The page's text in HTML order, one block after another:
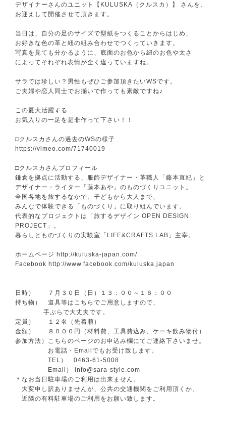
デザイナーさんのユニット【KULUSKA（クルスカ） 】 さんを、
お迎えして開催させて頂きます。
当日は、自分の足のサイズで型紙をつくることからはじめ
お好きな色の革と紐の組み合わせでつくっていきます。
写真を見ても分かるように、底面のお色から紐のお色や太さ
によってそれぞれ表情が全く違っていますね。
サラでは珍しい？男性もぜひご参加頂きたいWSです。
ご夫婦や恋人同士でお揃いで作っても素敵ですね♪
この夏大活躍する…
お気入りの一足を是非作って下さい！！
□クルスカさんの過去のWSの様子
https://vimeo.com/71740019
□クルスカさんプロフィール
鎌倉を拠点に活動する、服飾デザイナー・革職人「藤本直紀」と
デザイナー・ライター「藤本あや」のものづくりユニット 。
全国各地を旅するなかで、子どもから大人まで、
みんなで体験できる「ものづくり」に取り組んでいます。
代表的なプロジェクトは「旅するデザイン OPEN DESIGN
PROJECT」。
暮らしとものづくりの実験室「LIFE&CRAFTS LAB」主宰。
ホームページhttp://kuluska-japan.com/
Facebookhttp://www.facebook.com/kuluska.japan
日時） ７月３０日（日）１３：００～１６：００
持ち物） 道具等はこちらでご用意しますので、
手ぶらで大丈夫です。
定員） １２名（先着順）
金額） ８０００円（材料費、工具費込み、ケーキ飲み物付）
参加方法）こちらのページのお申込み欄にてご連絡下さいませ。
お電話・Emailでもお受け致します。
TEL） 0463-61-5008
Email） info@sara-style.com
＊なお当日駐車場のご利用は出来ません。
大変申し訳ありませんが、公共の交通機関をご利用頂くか、
近隣の有料駐車場のご利用をお願い致します。